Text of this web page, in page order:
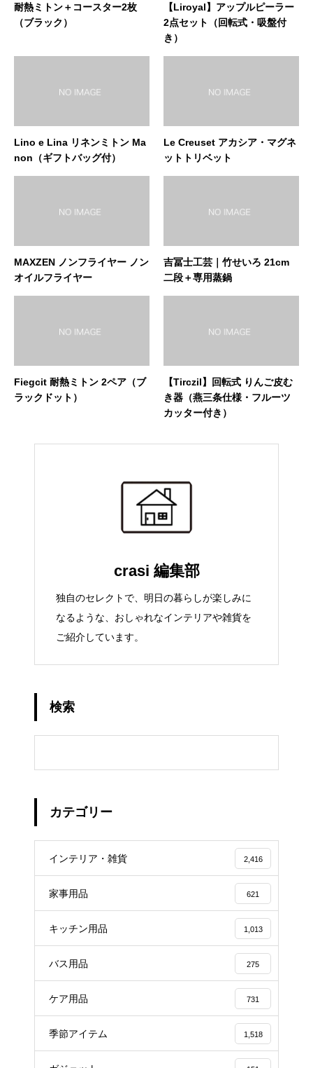
耐熱ミトン＋コースター2枚
（ブラック）
【Liroyal】アップルピーラー
2点セット（回転式・吸盤付
き）
Lino e Lina リネンミトン Ma
non（ギフトバッグ付）
Le Creuset アカシア・マグネ
ットトリベット
MAXZEN ノンフライヤー ノン
オイルフライヤー
吉冨士工芸｜竹せいろ 21cm
二段＋専用蒸鍋
Fiegcit 耐熱ミトン 2ペア（ブ
ラックドット）
【Tirczil】回転式 りんご皮む
き器（燕三条仕様・フルーツ
カッター付き）
crasi 編集部
独自のセレクトで、明日の暮らしが楽しみに
なるような、おしゃれなインテリアや雑貨を
ご紹介しています。
検索
カテゴリー
インテリア・雑貨 2,416
家事用品 621
キッチン用品 1,013
バス用品 275
ケア用品 731
季節アイテム 1,518